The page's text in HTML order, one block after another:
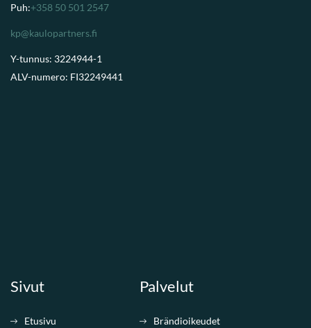
Puh:+358 50 501 2547
kp@kaulopartners.fi
Y-tunnus: 3224944-1
ALV-numero: FI32249441
Sivut
Etusivu
Palvelut
Brändioikeudet